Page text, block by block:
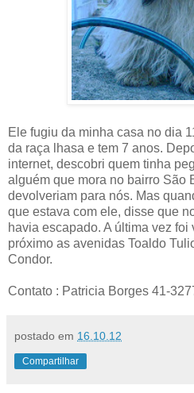
Ele fugiu da minha casa no dia
da raça lhasa e tem 7 anos.
internet, descobri quem tinha
alguém que mora no bairro São
devolveriam para nós. Mas
que estava com ele, disse que
havia escapado. A última vez
próximo as avenidas Toaldo
Condor.
Contato : Patricia Borges 41-
postado em 16.10.12
Compartilhar